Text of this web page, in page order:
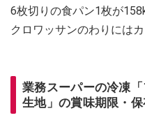
6枚切りの食パン1枚が
クロワッサンのわりには
業務スーパーの冷凍
生地」の賞味期限・